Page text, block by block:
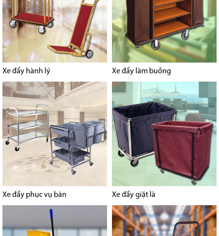
Xe đẩy hành lý Xe đẩy làm buồng
Xe đẩy phục vụ bàn Xe đẩy giặt là